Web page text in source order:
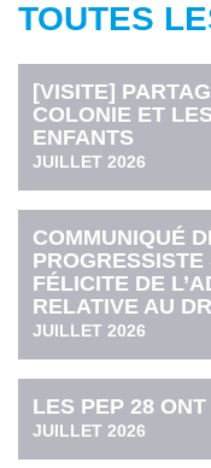
TOUTES
[VISITE]
COLONIE ET
ENFANTS
JUILLET 2026
COMMUNIQUÉ
FÉLICITE DE
RELATIVE AU
JUILLET 2026
LES PEP 28
JUILLET 2026